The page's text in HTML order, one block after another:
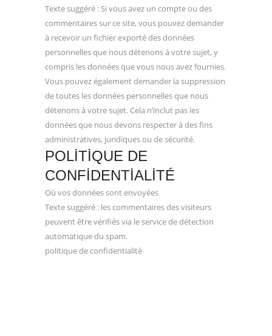
Texte suggéré : Si vous avez un compte ou des
commentaires sur ce site, vous pouvez demander
à recevoir un fichier exporté des données
personnelles que nous détenons à votre sujet, y
compris les données que vous nous avez fournies.
Vous pouvez également demander la suppression
de toutes les données personnelles que nous
détenons à votre sujet. Cela n’inclut pas les
données que nous devons respecter à des fins
administratives, juridiques ou de sécurité.
POLITIQUE DE
CONFIDENTIALITÉ
Où vos données sont envoyées
Texte suggéré : les commentaires des visiteurs
peuvent être vérifiés via le service de détection
automatique du spam.
politique de confidentialité